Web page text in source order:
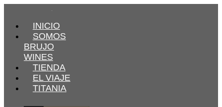
INICIO
SOMOS
BRUJO
WINES
TIENDA
EL VIAJE
TITANIA